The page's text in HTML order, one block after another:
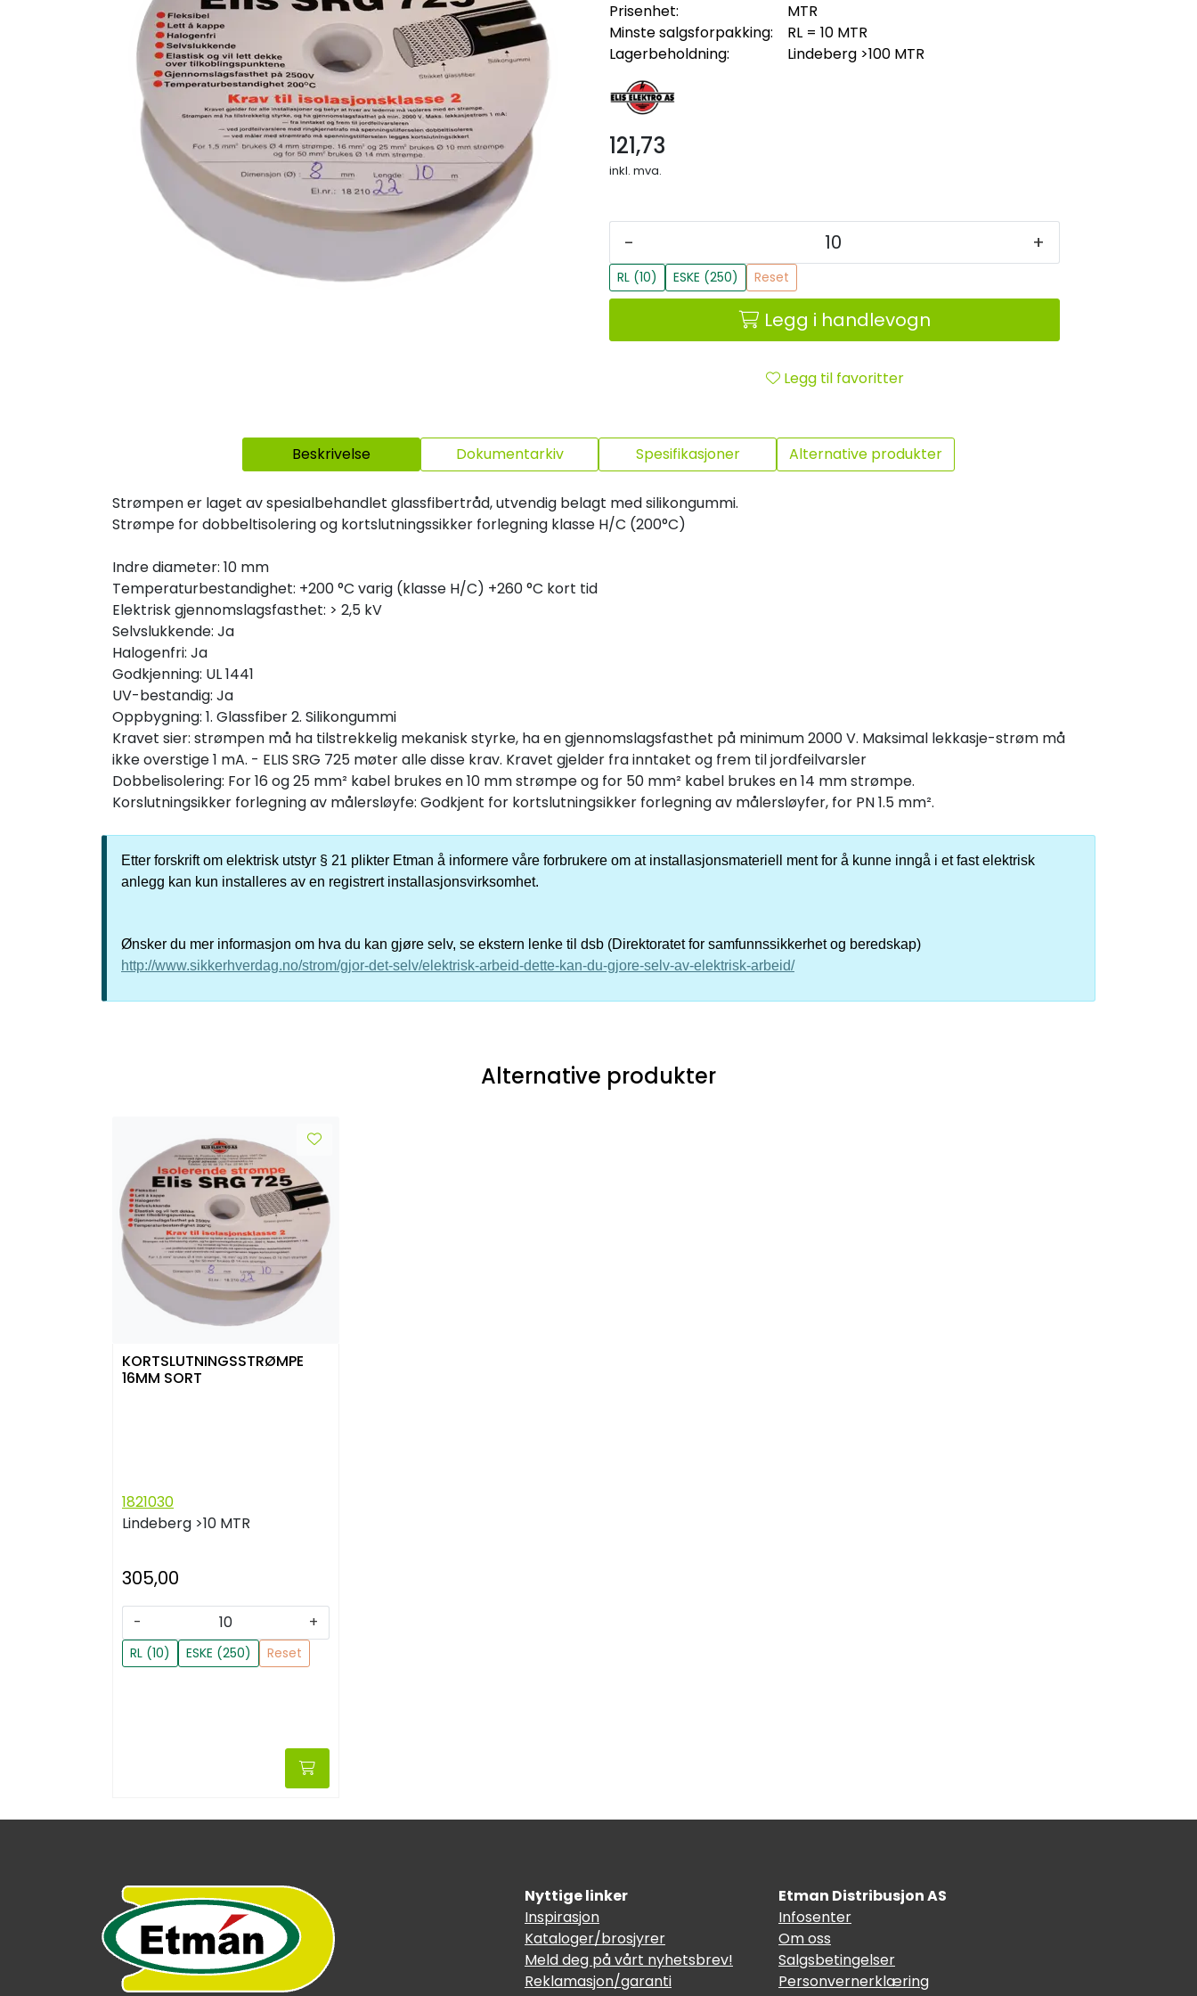
Prisenhet:
MTR
Minste salgsforpakking:
RL = 10 MTR
Lagerbeholdning:
Lindeberg >100 MTR
121,73
inkl. mva.
- +
RL (10) ESKE (250) Reset
Legg i handlevogn
Legg til favoritter
Beskrivelse Dokumentarkiv Spesifikasjoner Alternative produkter
Strømpen er laget av spesialbehandlet glassfibertråd, utvendig belagt med silikongummi.
Strømpe for dobbeltisolering og kortslutningssikker forlegning klasse H/C (200°C)
Indre diameter: 10 mm
Temperaturbestandighet: +200 °C varig (klasse H/C) +260 °C kort tid
Elektrisk gjennomslagsfasthet: > 2,5 kV
Selvslukkende: Ja
Halogenfri: Ja
Godkjenning: UL 1441
UV-bestandig: Ja
Oppbygning: 1. Glassfiber 2. Silikongummi
Kravet sier: strømpen må ha tilstrekkelig mekanisk styrke, ha en gjennomslagsfasthet på minimum 2000 V. Maksimal lekkasje-strøm må
ikke overstige 1 mA. - ELIS SRG 725 møter alle disse krav. Kravet gjelder fra inntaket og frem til jordfeilvarsler
Dobbelisolering: For 16 og 25 mm² kabel brukes en 10 mm strømpe og for 50 mm² kabel brukes en 14 mm strømpe.
Korslutningsikker forlegning av målersløyfe: Godkjent for kortslutningsikker forlegning av målersløyfer, for PN 1.5 mm².
Etter forskrift om elektrisk utstyr § 21 plikter Etman å informere våre forbrukere om at installasjonsmateriell ment for å kunne inngå i et fast elektrisk
anlegg kan kun installeres av en registrert installasjonsvirksomhet.
Ønsker du mer informasjon om hva du kan gjøre selv, se ekstern lenke til dsb (Direktoratet for samfunnssikkerhet og beredskap)
http://www.sikkerhverdag.no/strom/gjor-det-selv/elektrisk-arbeid-dette-kan-du-gjore-selv-av-elektrisk-arbeid/
Alternative produkter
KORTSLUTNINGSSTRØMPE
16MM SORT
1821030
Lindeberg >10 MTR
305,00
- +
RL (10) ESKE (250) Reset
Nyttige linker
Inspirasjon
Kataloger/brosjyrer
Meld deg på vårt nyhetsbrev!
Reklamasjon/garanti
Etman Distribusjon AS
Infosenter
Om oss
Salgsbetingelser
Personvernerklæring